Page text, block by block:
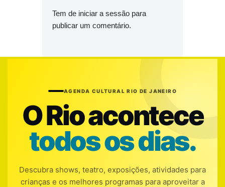
Tem de iniciar a sessão para
publicar um comentário.
AGENDA CULTURAL RIO DE JANEIRO
O Rio acontece
todos os dias.
Descubra shows, teatro, exposições, atividades para
crianças e os melhores programas para aproveitar a